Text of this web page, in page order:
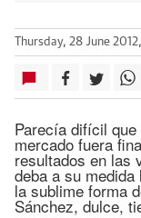
Thursday, 28 June
Parecía difícil
mercado fuera
resultados en las
deba a su
la sublime forma
Sánchez, dulce,